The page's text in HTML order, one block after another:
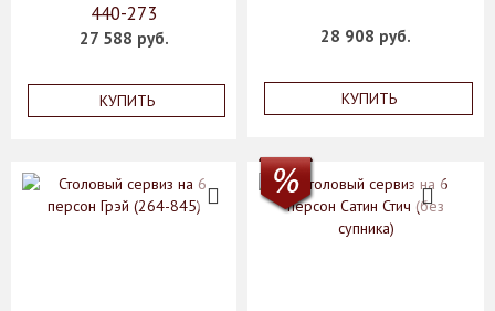
440-273
27 588 руб.
КУПИТЬ
28 908 руб.
КУПИТЬ